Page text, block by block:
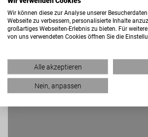
Wir können diese zur Analyse unserer
Webseite zu verbessern, personalisierte Inhalte
großartiges Webseiten-Erlebnis zu bieten. Für
von uns verwendeten Cookies öffnen Sie die
Alle akzeptieren
Nein, anpassen